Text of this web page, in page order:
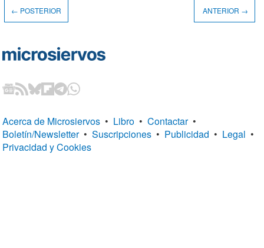
← POSTERIOR ANTERIOR →
Acerca de Microsiervos • Libro • Contactar •
Boletín/Newsletter • Suscripciones • Publicidad • Legal •
Privacidad y Cookies